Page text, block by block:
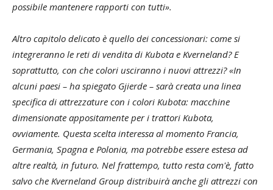
possibile mantenere rapporti con tutti».
Altro capitolo delicato è quello dei concessionari: come si
integreranno le reti di vendita di Kubota e Kverneland? E
soprattutto, con che colori usciranno i nuovi attrezzi? «In
alcuni paesi – ha spiegato Gjierde – sarà creata una linea
specifica di attrezzature con i colori Kubota: macchine
dimensionate appositamente per i trattori Kubota,
ovviamente. Questa scelta interessa al momento Francia,
Germania, Spagna e Polonia, ma potrebbe essere estesa ad
altre realtà, in futuro. Nel frattempo, tutto resta com'è, fatto
salvo che Kverneland Group distribuirà anche gli attrezzi con